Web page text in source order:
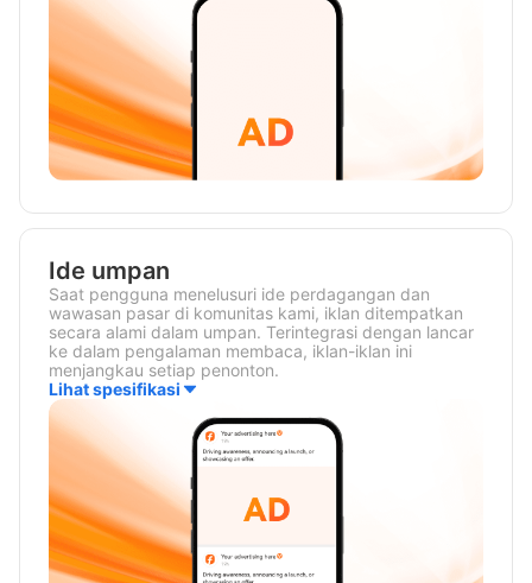
Ide umpan
Saat pengguna menelusuri ide perdagangan dan
wawasan pasar di komunitas kami, iklan ditempatkan
secara alami dalam umpan. Terintegrasi dengan lancar
ke dalam pengalaman membaca, iklan-iklan ini
menjangkau setiap penonton.
Lihat spesifikasi